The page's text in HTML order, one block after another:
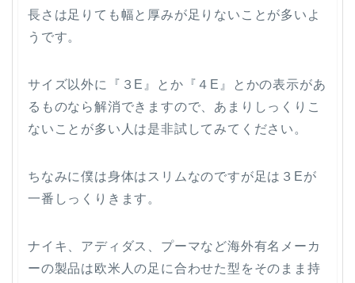
長さは足りても幅と厚みが足りないことが多いよ
うです。
サイズ以外に『３E』とか『４E』とかの表示があ
るものなら解消できますので、あまりしっくりこ
ないことが多い人は是非試してみてください。
ちなみに僕は身体はスリムなのですが足は３Eが
一番しっくりきます。
ナイキ、アディダス、プーマなど海外有名メーカ
ーの製品は欧米人の足に合わせた型をそのまま持